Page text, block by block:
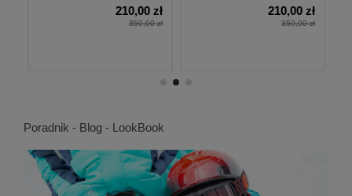
210,00 zł
350,00 zł
210,00 zł
350,00 zł
Poradnik - Blog - LookBook